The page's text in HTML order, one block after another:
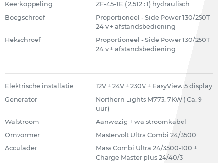
Keerkoppeling
ZF-45-1E ( 2,512 : 1) hydraulisch
Boegschroef
Proportioneel - Side Power 130/250T
24 v + afstandsbediening
Hekschroef
Proportioneel - Side Power 130/250T
24 v + afstandsbediening
Elektrische installatie
12V + 24V + 230V + EasyView 5 display
Generator
Northern Lights M773. 7KW ( Ca. 9
uur)
Walstroom
Aanwezig + walstroomkabel
Omvormer
Mastervolt Ultra Combi 24/3500
Acculader
Mass Combi Ultra 24/3500-100 +
Charge Master plus 24/40/3